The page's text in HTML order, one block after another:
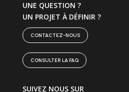
UNE QUESTION ?
UN PROJET À DÉFINIR ?
CONTACTEZ-NOUS
CONSULTER LA FAQ
SUIVEZ NOUS SUR